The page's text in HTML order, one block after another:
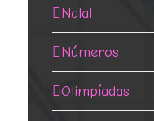
Natal
Números
Olimpíadas